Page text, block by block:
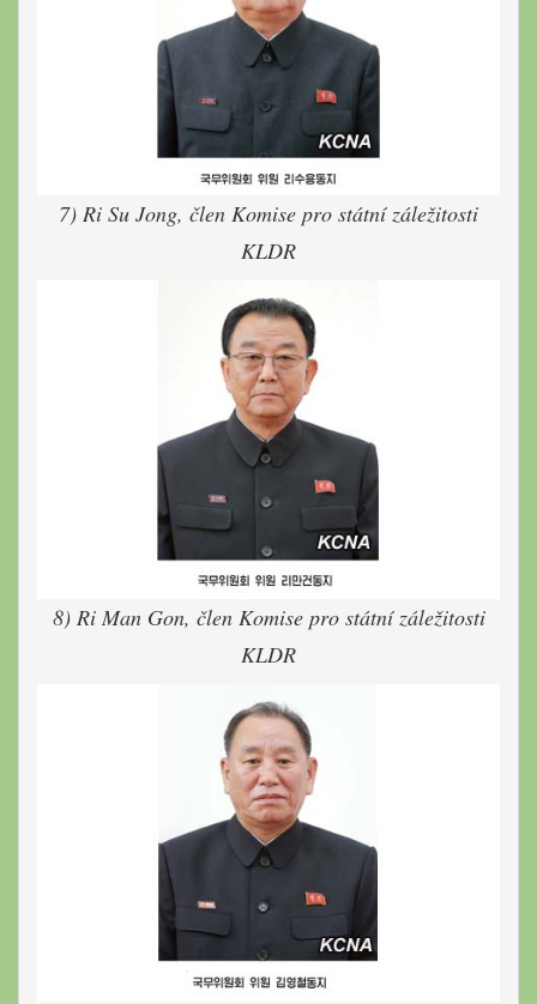
7) Ri Su Jong, člen Komise pro státní záležitosti
KLDR
8) Ri Man Gon, člen Komise pro státní záležitosti
KLDR